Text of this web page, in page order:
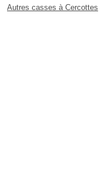
Autres casses à Cercottes